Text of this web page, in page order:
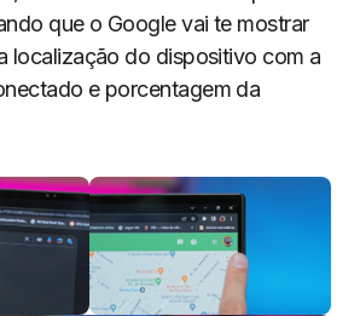
que o Google vai te mostrar
localização do dispositivo com a
e porcentagem da